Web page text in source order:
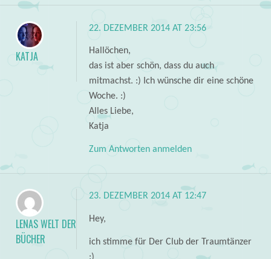
KATJA
22. DEZEMBER 2014 AT 23:56
Hallöchen,
das ist aber schön, dass du auch
mitmachst. :) Ich wünsche dir eine schöne
Woche. :)
Alles Liebe,
Katja
Zum Antworten anmelden
LENAS WELT DER
BÜCHER
23. DEZEMBER 2014 AT 12:47
Hey,
ich stimme für Der Club der Traumtänzer